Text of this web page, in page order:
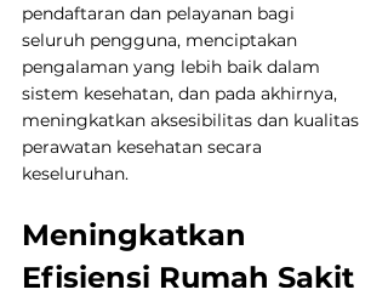
pendaftaran dan pelayanan bagi
seluruh pengguna, menciptakan
pengalaman yang lebih baik dalam
sistem kesehatan, dan pada akhirnya,
meningkatkan aksesibilitas dan kualitas
perawatan kesehatan secara
keseluruhan.
Meningkatkan
Efisiensi Rumah Sakit
Jadwalkan Demo